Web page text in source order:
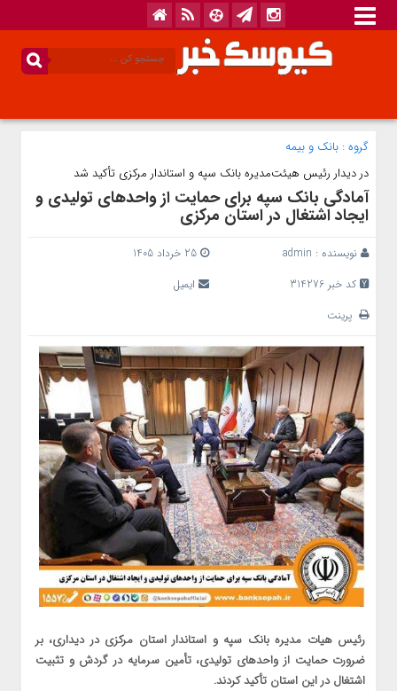
گروه : بانک‌ و بیمه
در دیدار رئیس هیئت‌مدیره بانک سپه و استاندار مرکزی تأکید شد
آمادگی بانک سپه برای حمایت از واحدهای تولیدی و
ایجاد اشتغال در استان مرکزی
نویسنده : admin
25 خرداد 1405
کد خبر 314276
ایمیل
پرینت
رئیس هیات مدیره بانک سپه و استاندار استان مرکزی در دیداری، بر
ضرورت حمایت از واحدهای تولیدی، تأمین سرمایه در گردش و تثبیت
اشتغال در این استان تأکید کردند.